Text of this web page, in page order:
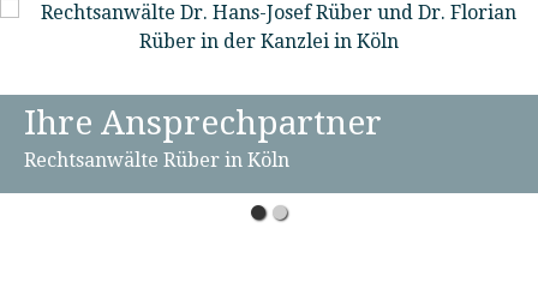
Ihre Ansprechpartner
Rechtsanwälte Rüber in Köln